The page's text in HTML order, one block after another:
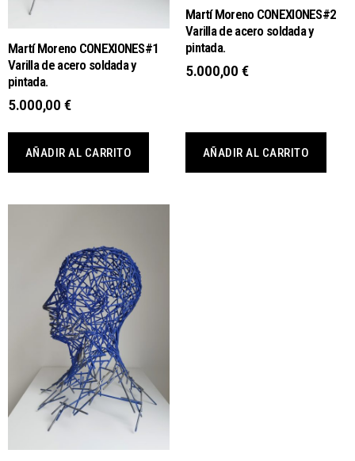
Martí Moreno CONEXIONES#1
Varilla de acero soldada y
pintada.
5.000,00 €
AÑADIR AL CARRITO
Martí Moreno CONEXIONES#2
Varilla de acero soldada y
pintada.
5.000,00 €
AÑADIR AL CARRITO